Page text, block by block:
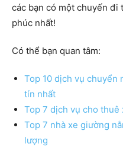
các bạn có một chuyến đi
phúc nhất!
Có thể bạn quan tâm:
Top 10 dịch vụ chuyển
tín nhất
Top 7 dịch vụ cho thuê
Top 7 nhà xe giường
lượng